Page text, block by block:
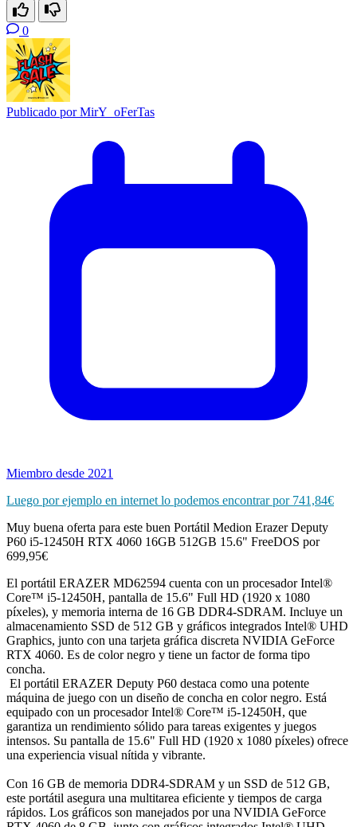
0
Publicado porMirY_oFerTas
Miembro desde 2021
Luego por ejemplo en internet lo podemos encontrar por 741,84€
Muy buena oferta para este buen Portátil Medion Erazer Deputy
P60 i5-12450H RTX 4060 16GB 512GB 15.6" FreeDOS por
699,95€
El portátil ERAZER MD62594 cuenta con un procesador Intel®
Core™ i5-12450H, pantalla de 15.6" Full HD (1920 x 1080
píxeles), y memoria interna de 16 GB DDR4-SDRAM. Incluye un
almacenamiento SSD de 512 GB y gráficos integrados Intel® UHD
Graphics, junto con una tarjeta gráfica discreta NVIDIA GeForce
RTX 4060. Es de color negro y tiene un factor de forma tipo
concha.
El portátil ERAZER Deputy P60 destaca como una potente
máquina de juego con un diseño de concha en color negro. Está
equipado con un procesador Intel® Core™ i5-12450H, que
garantiza un rendimiento sólido para tareas exigentes y juegos
intensos. Su pantalla de 15.6" Full HD (1920 x 1080 píxeles) ofrece
una experiencia visual nítida y vibrante.
Con 16 GB de memoria DDR4-SDRAM y un SSD de 512 GB,
este portátil asegura una multitarea eficiente y tiempos de carga
rápidos. Los gráficos son manejados por una NVIDIA GeForce